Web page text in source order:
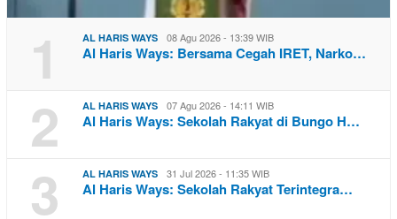
1 AL HARIS WAYS 08 Agu 2026 - 13:39 WIB
Al Haris Ways: Bersama Cegah IRET, Narko…
2 AL HARIS WAYS 07 Agu 2026 - 14:11 WIB
Al Haris Ways: Sekolah Rakyat di Bungo H…
3 AL HARIS WAYS 31 Jul 2026 - 11:35 WIB
Al Haris Ways: Sekolah Rakyat Terintegra…